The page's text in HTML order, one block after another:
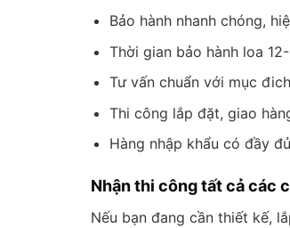
Bảo hành nhanh chóng,
Thời gian bảo hành loa
Tư vấn chuẩn với mục
Thi công lắp đặt, giao
Hàng nhập khẩu có đầy
Nhận thi công tất cả các
Nếu bạn đang cần thiết kế,